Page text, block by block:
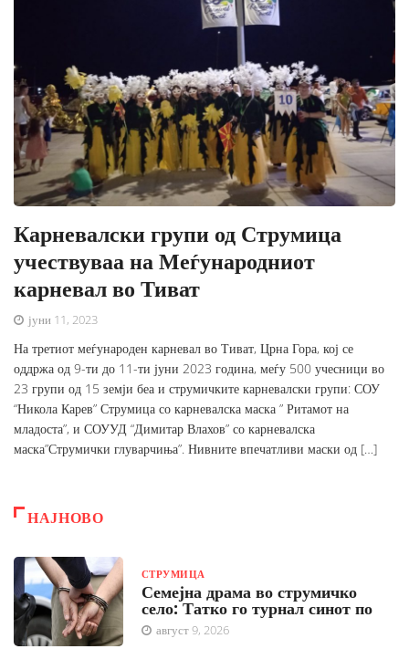
Карневалски групи од Струмица
учествуваа на Меѓународниот
карневал во Тиват
јуни 11, 2023
На третиот меѓународен карневал во Тиват, Црна Гора, кој се
оддржа од 9-ти до 11-ти јуни 2023 година, меѓу 500 учесници во
23 групи од 15 земји беа и струмичките карневалски групи: СОУ
“Никола Карев” Струмица со карневалска маска ” Ритамот на
младоста”, и СОУУД “Димитар Влахов” со карневалска
маска”Струмички глуварчиња”. Нивните впечатливи маски од […]
НАЈНОВО
СТРУМИЦА
Семејна драма во струмичко
село: Татко го турнал синот по
август 9, 2026